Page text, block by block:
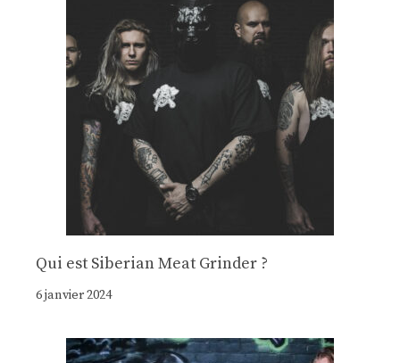
Qui est Siberian Meat Grinder ?
6 janvier 2024